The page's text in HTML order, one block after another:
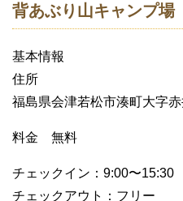
背あぶり山キャンプ場
基本情報
住所
福島県会津若松市湊町大字
料金 無料
チェックイン：9:00〜15:30
チェックアウト：フリー